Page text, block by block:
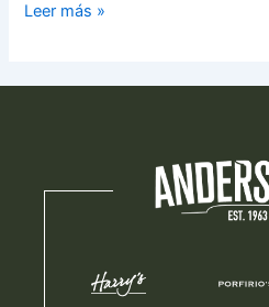
Leer más »